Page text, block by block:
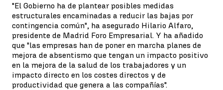
"El Gobierno ha de plantear posibles medidas
estructurales encaminadas a reducir las bajas por
contingencia común", ha asegurado Hilario Alfaro,
presidente de Madrid Foro Empresarial. Y ha añadido
que "las empresas han de poner en marcha planes de
mejora de absentismo que tengan un impacto positivo
en la mejora de la salud de los trabajadores y un
impacto directo en los costes directos y de
productividad que genera a las compañías".